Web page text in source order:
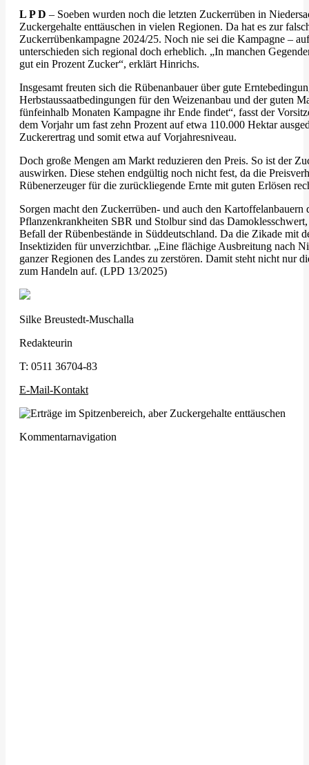
L P D – Soeben wurden noch die letzten Zuckerrüben in
Zuckergehalte enttäuschen in vielen Regionen. Da hat es zur
Zuckerrübenkampagne 2024/25. Noch nie sei die Kampagne –
unterschieden sich regional doch erheblich. „In manchen
gut ein Prozent Zucker“, erklärt Hinrichs.
Insgesamt freuten sich die Rübenanbauer über gute
Herbstaussaatbedingungen für den Weizenanbau und der guten
fünfeinhalb Monaten Kampagne ihr Ende findet“, fasst der
dem Vorjahr um fast zehn Prozent auf etwa 110.000 Hektar
Zuckerertrag und somit etwa auf Vorjahresniveau.
Doch große Mengen am Markt reduzieren den Preis. So ist der
auswirken. Diese stehen endgültig noch nicht fest, da die
Rübenerzeuger für die zurückliegende Ernte mit guten Erlösen
Sorgen macht den Zuckerrüben- und auch den
Pflanzenkrankheiten SBR und Stolbur sind das
Befall der Rübenbestände in Süddeutschland. Da die Zikade mit
Insektiziden für unverzichtbar. „Eine flächige Ausbreitung nach
ganzer Regionen des Landes zu zerstören. Damit steht nicht nur
zum Handeln auf. (LPD 13/2025)
Silke Breustedt-Muschalla
Redakteurin
T: 0511 36704-83
E-Mail-Kontakt
Kommentarnavigation